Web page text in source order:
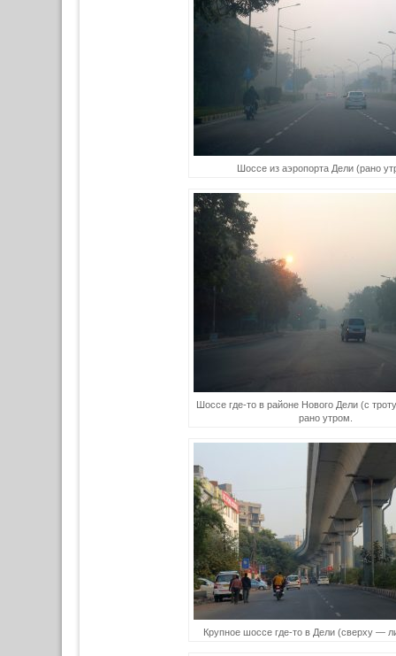
Шоссе из аэропорта Дели (рано
Шоссе где-то в районе Нового Дели (с
рано утром.
Крупное шоссе где-то в Дели (сверху —